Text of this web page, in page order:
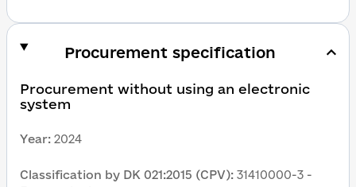
Procurement specification
Procurement without using an electronic
system
Year: 2024
Classification by DK 021:2015 (CPV): 31410000-3 -